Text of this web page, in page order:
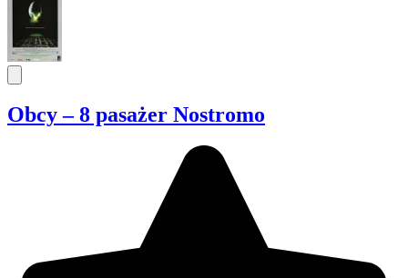
Obcy – 8 pasażer Nostromo